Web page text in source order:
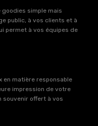
simple mais
public, à vos clients et à
permet à vos équipes de
en matière responsable
impression de votre
souvenir offert à vos